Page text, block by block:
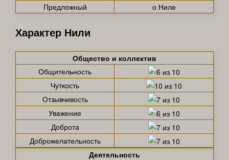
Предложный
о Ниле
Характер Нили
Общество и коллектив
Общительность
Чуткость
Отзывчивость
Уважение
Доброта
Доброжелательность
Деятельность